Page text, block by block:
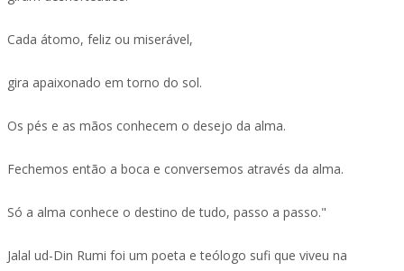
Cada átomo, feliz ou miserável,
gira apaixonado em torno do sol.
Os pés e as mãos conhecem o desejo da alma.
Fechemos então a boca e conversemos através da alma.
Só a alma conhece o destino de tudo, passo a passo."
Jalal ud-Din Rumi foi um poeta e teólogo sufi que viveu na